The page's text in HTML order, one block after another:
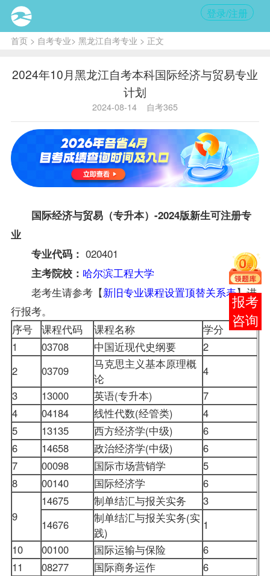
登录/注册
首页> 自考专业> 黑龙江自考专业 > 正文
2024年10月黑龙江自考本科国际经济与贸易专业
计划
2024-08-14 自考365
国际经济与贸易（专升本）-2024版新生可注册专
业
专业代码： 020401
主考院校： 哈尔滨工程大学
老考生请参考【新旧专业课程设置顶替关系表】进
行报考。
序号 课程代码 课程名称
学分
1
03708 中国近现代史纲要
2
2
03709
马克思主义基本原理概
论
4
3
13000 英语(专升本)
7
4
04184 线性代数(经管类)
4
5
13135 西方经济学(中级)
6
6
14658 政治经济学(中级)
6
7
00098 国际市场营销学
5
8
00140 国际经济学 6
9
14675 制单结汇与报关实务
3
14676
制单结汇与报关实务(实
践)
1
10
00100 国际运输与保险
6
11
08277 国际商务运作
6
报考
咨询